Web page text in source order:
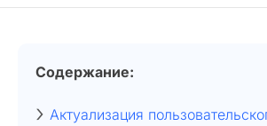
Содержание:
Актуализация